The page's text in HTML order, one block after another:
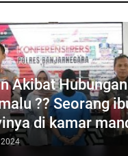
Akibat
?? Seorang
di kamar